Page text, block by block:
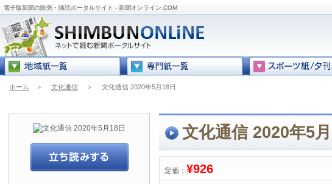
電子版新聞の販売・購読ポータルサイト - 新聞オンライン.COM
ホーム ＞ 文化通信 ＞ 文化通信 2020年5月18日
文化通信 2020年5
定価： ¥926